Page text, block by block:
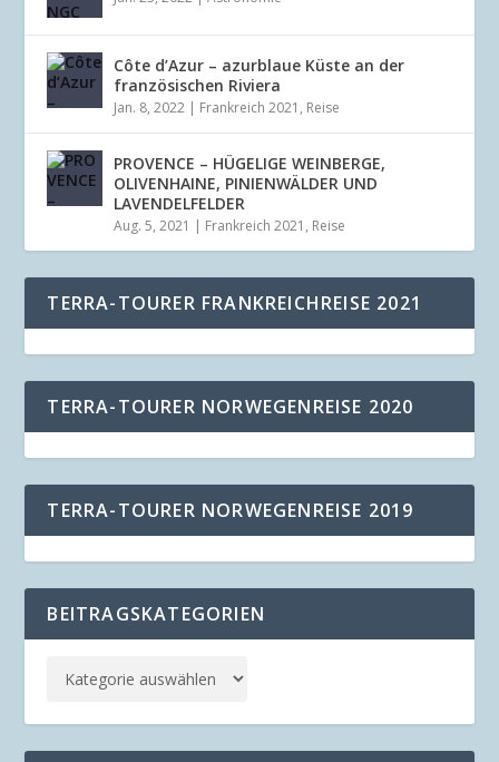
Côte d’Azur – azurblaue Küste an der
französischen Riviera
Jan. 8, 2022 | Frankreich 2021 , Reise
PROVENCE – HÜGELIGE WEINBERGE,
OLIVENHAINE, PINIENWÄLDER UND
LAVENDELFELDER
Aug. 5, 2021 | Frankreich 2021 , Reise
TERRA-TOURER FRANKREICHREISE 2021
TERRA-TOURER NORWEGENREISE 2020
TERRA-TOURER NORWEGENREISE 2019
BEITRAGSKATEGORIEN